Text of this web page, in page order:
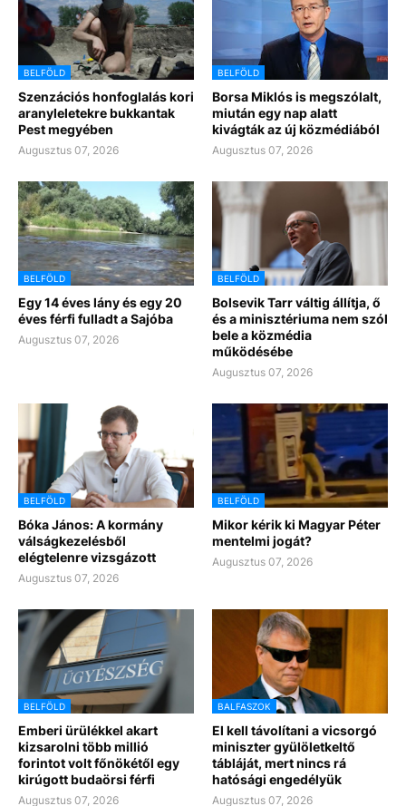
BELFÖLD
Szenzációs honfoglalás kori
aranyleletekre bukkantak
Pest megyében
Augusztus 07, 2026
BELFÖLD
Borsa Miklós is megszólalt,
miután egy nap alatt
kivágták az új közmédiából
Augusztus 07, 2026
BELFÖLD
Egy 14 éves lány és egy 20
éves férfi fulladt a Sajóba
Augusztus 07, 2026
BELFÖLD
Bolsevik Tarr váltig állítja, ő
és a minisztériuma nem szól
bele a közmédia
működésébe
Augusztus 07, 2026
BELFÖLD
Bóka János: A kormány
válságkezelésből
elégtelenre vizsgázott
Augusztus 07, 2026
BELFÖLD
Mikor kérik ki Magyar Péter
mentelmi jogát?
Augusztus 07, 2026
BELFÖLD
Emberi ürülékkel akart
kizsarolni több millió
forintot volt főnökétől egy
kirúgott budaörsi férfi
Augusztus 07, 2026
BALFASZOK
El kell távolítani a vicsorgó
miniszter gyülöletkeltő
tábláját, mert nincs rá
hatósági engedélyük
Augusztus 07, 2026